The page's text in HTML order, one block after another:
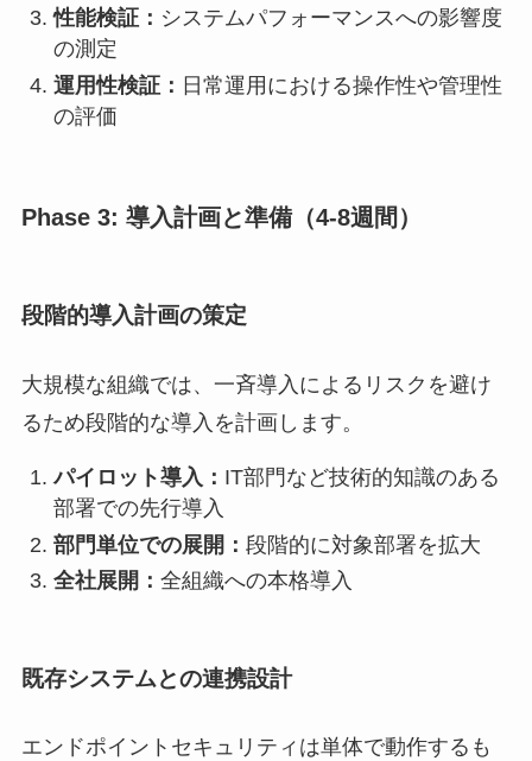
性能検証： システムパフォーマンスへの影響度
の測定
運用性検証： 日常運用における操作性や管理性
の評価
Phase 3: 導入計画と準備（4-8週間）
段階的導入計画の策定
大規模な組織では、一斉導入によるリスクを避け
るため段階的な導入を計画します。
パイロット導入： IT部門など技術的知識のある
部署での先行導入
部門単位での展開： 段階的に対象部署を拡大
全社展開： 全組織への本格導入
既存システムとの連携設計
エンドポイントセキュリティは単体で動作するも